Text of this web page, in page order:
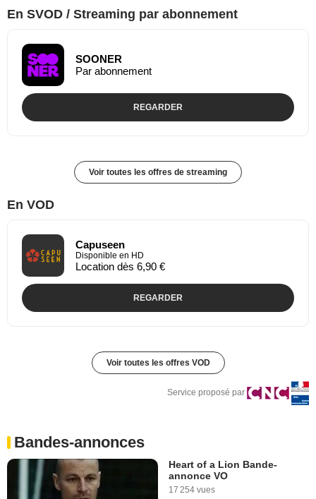
En SVOD / Streaming par abonnement
SOONER
Par abonnement
REGARDER
Voir toutes les offres de streaming
En VOD
Capuseen
Disponible en HD
Location dès 6,90 €
REGARDER
Voir toutes les offres VOD
Service proposé par
Bandes-annonces
Heart of a Lion Bande-
annonce VO
17 254 vues